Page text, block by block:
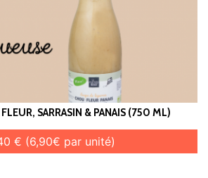
SARRASIN & PANAIS (750 ML)
€ (6,90€ par unité)